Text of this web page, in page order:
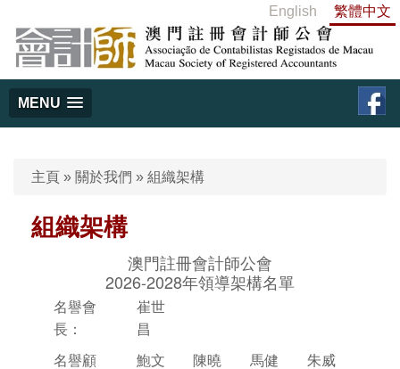
English 繁體中文
MENU
主頁 » 關於我們 » 組織架構
組織架構
澳門註冊會計師公會
2026-2028年領導架構名單
名譽會
長：
崔世
昌
名譽顧
鮑文
陳曉
馬健
朱威